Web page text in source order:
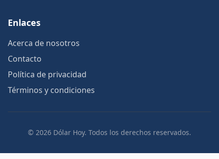
Enlaces
Acerca de nosotros
Contacto
Política de privacidad
Términos y condiciones
© 2026 Dólar Hoy. Todos los derechos reservados.